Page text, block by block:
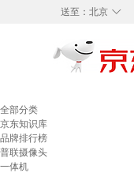
◇
送至： 北京
全部分类
京东知识库
品牌排行榜
普联摄像头
一体机